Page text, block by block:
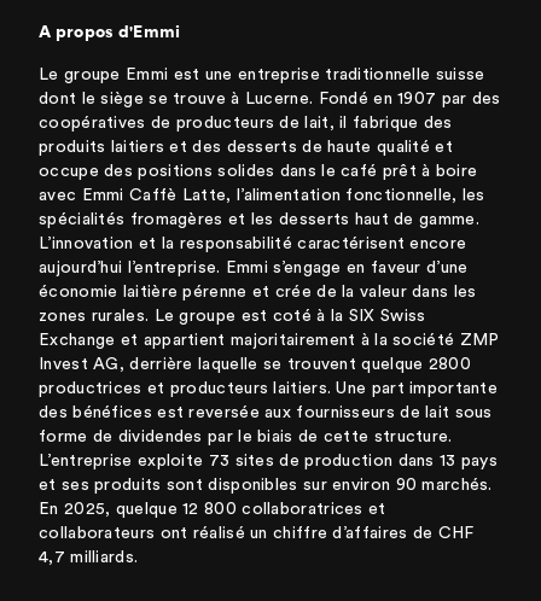
A propos d'Emmi
Le groupe Emmi est une entreprise traditionnelle suisse
dont le siège se trouve à Lucerne. Fondé en 1907 par des
coopératives de producteurs de lait, il fabrique des
produits laitiers et des desserts de haute qualité et
occupe des positions solides dans le café prêt à boire
avec Emmi Caffè Latte, l’alimentation fonctionnelle, les
spécialités fromagères et les desserts haut de gamme.
L’innovation et la responsabilité caractérisent encore
aujourd’hui l’entreprise. Emmi s’engage en faveur d’une
économie laitière pérenne et crée de la valeur dans les
zones rurales. Le groupe est coté à la SIX Swiss
Exchange et appartient majoritairement à la société ZMP
Invest AG, derrière laquelle se trouvent quelque 2800
productrices et producteurs laitiers. Une part importante
des bénéfices est reversée aux fournisseurs de lait sous
forme de dividendes par le biais de cette structure.
L’entreprise exploite 73 sites de production dans 13 pays
et ses produits sont disponibles sur environ 90 marchés.
En 2025, quelque 12 800 collaboratrices et
collaborateurs ont réalisé un chiffre d’affaires de CHF
4,7 milliards.